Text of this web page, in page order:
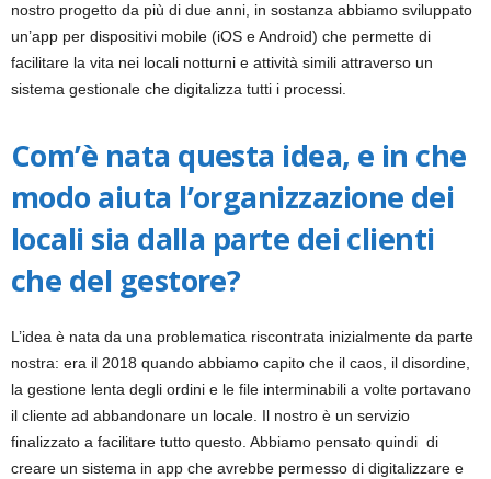
nostro progetto da più di due anni, in sostanza abbiamo sviluppato
un’app per dispositivi mobile (iOS e Android) che permette di
facilitare la vita nei locali notturni e attività simili attraverso un
sistema gestionale che digitalizza tutti i processi.
Com’è nata questa idea, e in che
modo aiuta l’organizzazione dei
locali sia dalla parte dei clienti
che del gestore?
L’idea è nata da una problematica riscontrata inizialmente da parte
nostra: era il 2018 quando abbiamo capito che il caos, il disordine,
la gestione lenta degli ordini e le file interminabili a volte portavano
il cliente ad abbandonare un locale. Il nostro è un servizio
finalizzato a facilitare tutto questo. Abbiamo pensato quindi di
creare un sistema in app che avrebbe permesso di digitalizzare e